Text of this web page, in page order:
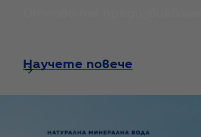
Научете повече